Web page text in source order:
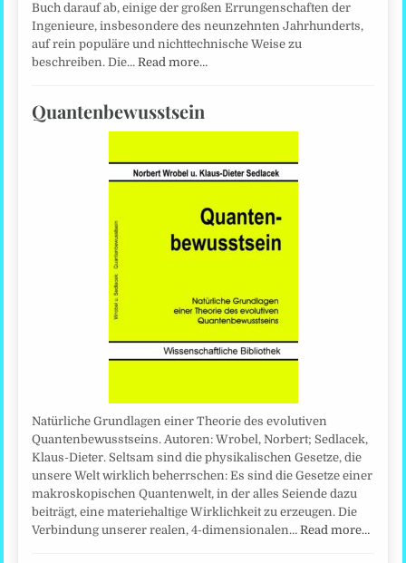
Buch darauf ab, einige der großen Errungenschaften der
Ingenieure, insbesondere des neunzehnten Jahrhunderts,
auf rein populäre und nichttechnische Weise zu
beschreiben. Die…Read more…
Quantenbewusstsein
Natürliche Grundlagen einer Theorie des evolutiven
Quantenbewusstseins. Autoren: Wrobel, Norbert; Sedlacek,
Klaus-Dieter. Seltsam sind die physikalischen Gesetze, die
unsere Welt wirklich beherrschen: Es sind die Gesetze einer
makroskopischen Quantenwelt, in der alles Seiende dazu
beiträgt, eine materiehaltige Wirklichkeit zu erzeugen. Die
Verbindung unserer realen, 4-dimensionalen…Read more…